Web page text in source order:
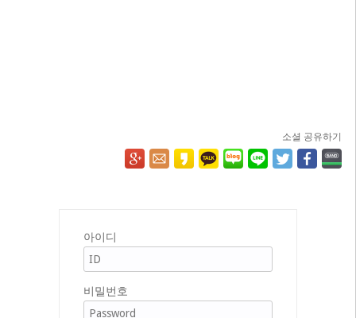
소셜 공유하기
아이디
비밀번호